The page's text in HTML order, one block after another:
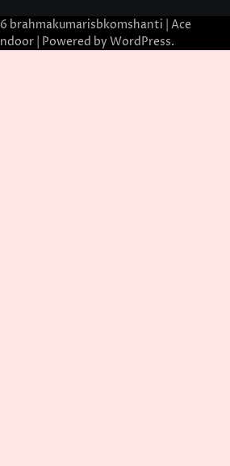
brahmakumarisbkomshanti | Ace
| Powered by WordPress.